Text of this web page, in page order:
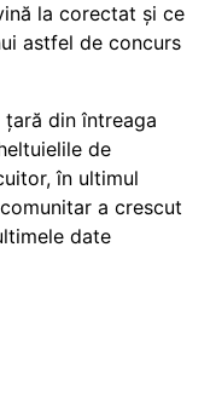
la corectat și ce
astfel de concurs
țară din întreaga
de
în ultimul
a crescut
date